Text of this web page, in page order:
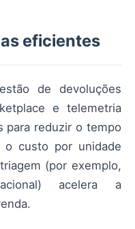
eficientes
de devoluções
e telemetria
para reduzir o tempo
o custo por unidade
(por exemplo,
acelera a